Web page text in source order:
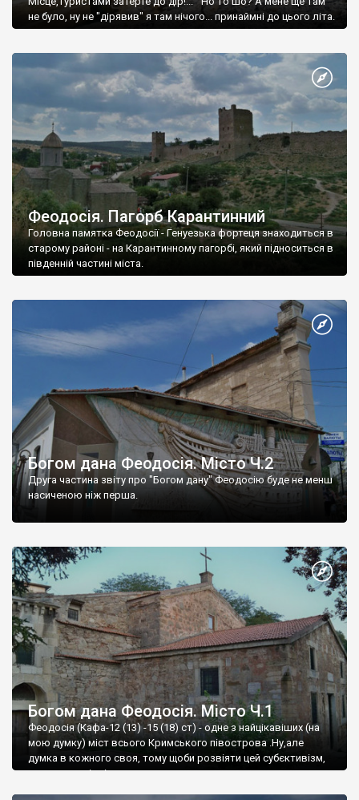
не було, ну не "дірявив" я там нічого... принаймні до цього літа.
Феодосія. Пагорб Карантинний
Головна памятка Феодосії - Генуезька фортеця знаходиться в
старому районі - на Карантинному пагорбі, який підноситься в
південній частині міста.
Богом дана Феодосія. Місто Ч.2
Друга частина звіту про "Богом дану" Феодосію буде не менш
насиченою ніж перша.
Богом дана Феодосія. Місто Ч.1
Феодосія (Кафа-12 (13) -15 (18) ст) - одне з найцікавіших (на
мою думку) міст всього Кримського півострова .Ну,але
думка в кожного своя, тому щоби розвіяти цей субєктивізм,
запрошую відвідати це